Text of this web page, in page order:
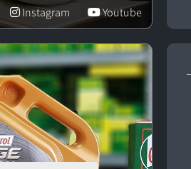
Youtube
Instagram